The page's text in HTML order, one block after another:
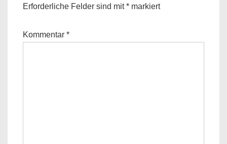
Erforderliche Felder sind mit* markiert
Kommentar *